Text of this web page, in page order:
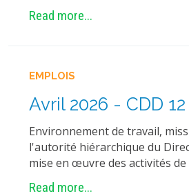
Read more...
EMPLOIS
Avril 2026 - CDD
Environnement de travail,
l'autorité hiérarchique du
mise en œuvre des activités
Read more...